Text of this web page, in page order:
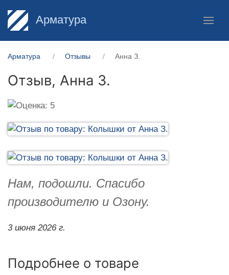
Арматура
Арматура Отзывы Анна З.
Отзыв, Анна З.
Нам, подошли. Спасибо
производителю и Озону.
3 июня 2026 г.
Подробнее о товаре